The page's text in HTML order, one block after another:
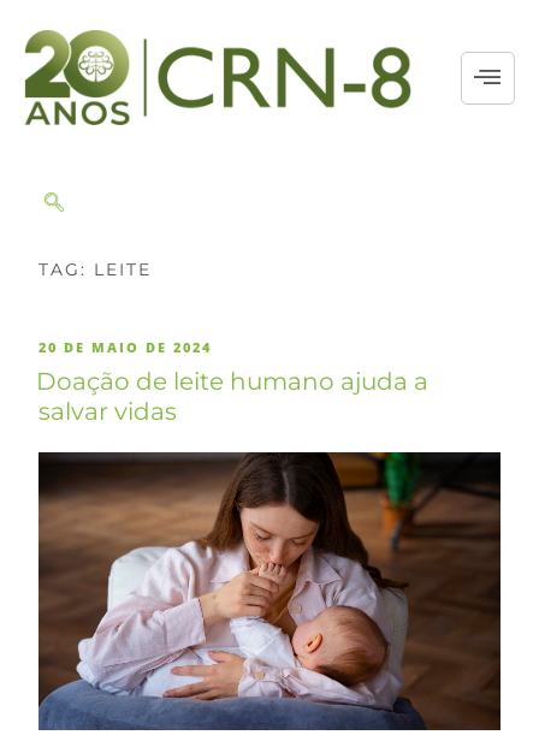
TAG: LEITE
20 DE MAIO DE 2024
Doação de leite humano ajuda a
salvar vidas